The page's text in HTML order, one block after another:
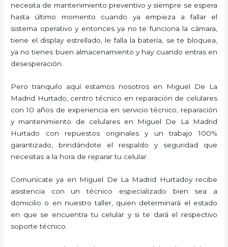
necesita de mantenimiento preventivo y siempre se espera
hasta último momento cuando ya empieza a fallar el
sistema operativo y entonces ya no te funciona la cámara,
tiene el display estrellado, le falla la batería, se te bloquea,
ya no tienes buen almacenamiento y hay cuando entras en
desesperación.
Pero tranquilo aquí estamos nosotros en Miguel De La
Madrid Hurtado, centro técnico en reparación de celulares
con 10 años de experiencia en servicio técnico, reparación
y mantenimiento de celulares en Miguel De La Madrid
Hurtado con repuestos originales y un trabajo 100%
garantizado, brindándote el respaldo y seguridad que
necesitas a la hora de reparar tu celular.
Comunícate ya en Miguel De La Madrid Hurtadoy recibe
asistencia con un técnico especializado bien sea a
domicilio o en nuestro taller, quien determinará el estado
en que se encuentra tu celular y si te dará el respectivo
soporte técnico.